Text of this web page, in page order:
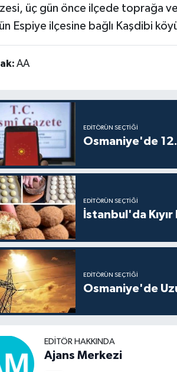
üç gün önce ilçede toprağa
Espiye ilçesine bağlı Kaşdibi
AA
EDITÖRÜN SEÇTIĞI
Osmaniye'de 12.
EDITÖRÜN SEÇTIĞI
İstanbul'da
EDITÖRÜN SEÇTIĞI
Osmaniye'de
EDITÖR HAKKINDA
Ajans Merkezi